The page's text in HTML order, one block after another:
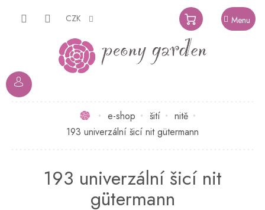
CZK
NÁKUPNÍ
KOŠÍK
Domůe-shop šití
nitě
193 univerzální šicí nit gütermann
193 univerzální šicí nit
gütermann